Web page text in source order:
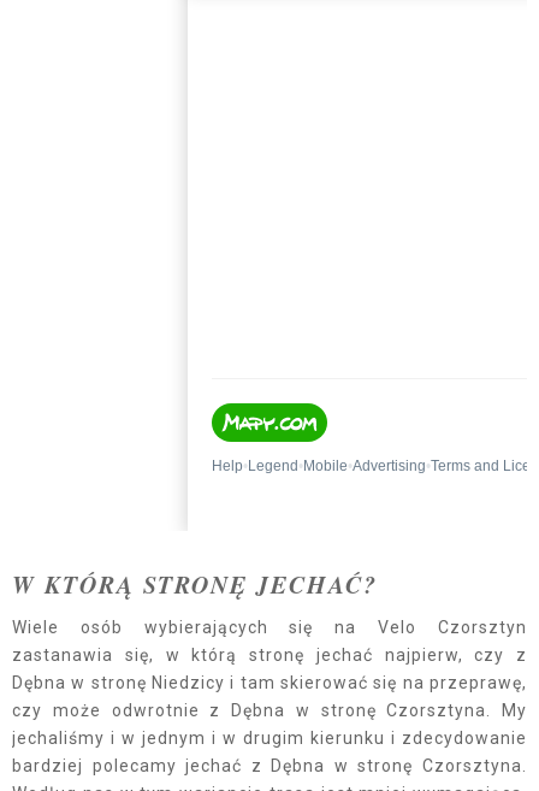
W KTÓRĄ STRONĘ JECHAĆ?
Wiele osób wybierających się na Velo Czorsztyn
zastanawia się, w którą stronę jechać najpierw, czy z
Dębna w stronę Niedzicy i tam skierować się na przeprawę,
czy może odwrotnie z Dębna w stronę Czorsztyna. My
jechaliśmy i w jednym i w drugim kierunku i zdecydowanie
bardziej polecamy jechać z Dębna w stronę Czorsztyna.